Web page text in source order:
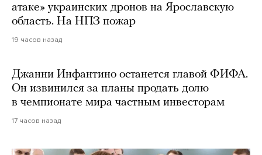
атаке» украинских дронов на Ярославскую
область. На НПЗ пожар
19 часов назад
Джанни Инфантино останется главой ФИФА.
Он извинился за планы продать долю
в чемпионате мира частным инвесторам
17 часов назад